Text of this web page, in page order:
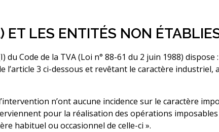
LES ENTITÉS NON
Code de la TVA (Loi n° 88-61 du 2 juin 1988) dispose
l’article 3 ci-dessous et revêtant le caractère
n’ont aucune incidence sur le caractère
pour la réalisation des opérations
habituel ou occasionnel de celle-ci ».